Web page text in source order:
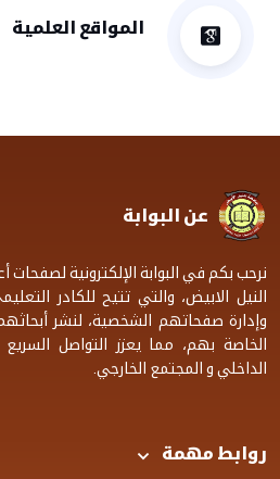
المواقع العلمية
عن البوابة
نرحب بكم في البوابة الإلكترونية
النيل الابيض، والتي تتيح للكادر
وإدارة صفحاتهم الشخصية، لنشر
الخاصة بهم، مما يعزز التواصل
الداخلي و المجتمع الخارجي.
روابط مهمة